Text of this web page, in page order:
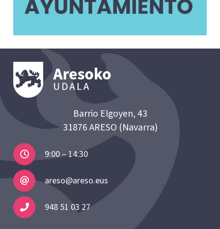
Barrio Elgoyen, 43
31876 ARESO (Navarra)
9:00 – 14:30
areso@areso.eus
948 51 03 27